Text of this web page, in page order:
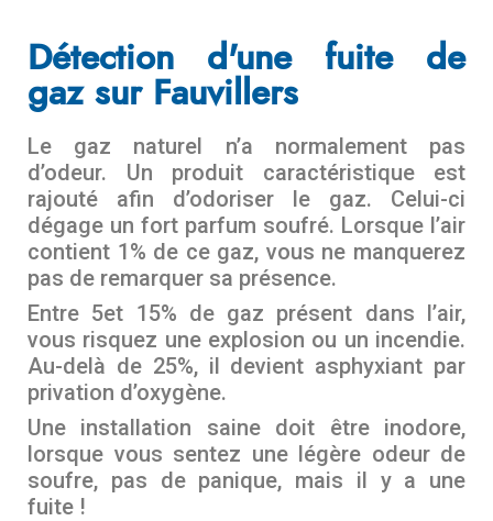
Détection d'une fuite de
gaz sur Fauvillers
Le gaz naturel n’a normalement pas
d’odeur. Un produit caractéristique est
rajouté afin d’odoriser le gaz. Celui-ci
dégage un fort parfum soufré. Lorsque l’air
contient 1% de ce gaz, vous ne manquerez
pas de remarquer sa présence.
Entre 5et 15% de gaz présent dans l’air,
vous risquez une explosion ou un incendie.
Au-delà de 25%, il devient asphyxiant par
privation d’oxygène.
Une installation saine doit être inodore,
lorsque vous sentez une légère odeur de
soufre, pas de panique, mais il y a une
fuite !